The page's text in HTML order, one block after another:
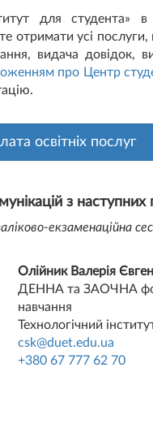
для студента»
отримати усі послуги,
видача довідок,
про Центр
освітніх послуг
з наступних
екзаменаційна
Олійник Валерія
ДЕННА та ЗАОЧНА
навчання
Технологічний
csk@duet.edu.ua
+380 67 777 62 70